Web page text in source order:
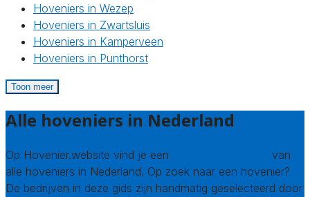
Hoveniers in Wezep
Hoveniers in Zwartsluis
Hoveniers in Kamperveen
Hoveniers in Punthorst
Toon meer
Alle hoveniers in Nederland
Op Hovenier.website vind je een
van
alle hoveniers in Nederland. Op zoek naar een hovenier?
De bedrijven in deze gids zijn handmatig geselecteerd door